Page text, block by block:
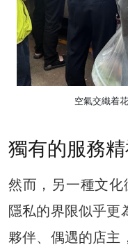
空氣交織着
獨有的服務
然而，另一種文
隱私的界限似乎更
夥伴、偶遇的店主